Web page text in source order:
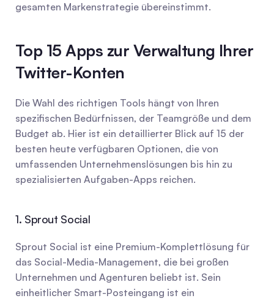
gesamten Markenstrategie übereinstimmt.
Top 15 Apps zur Verwaltung Ihrer
Twitter-Konten
Die Wahl des richtigen Tools hängt von Ihren
spezifischen Bedürfnissen, der Teamgröße und dem
Budget ab. Hier ist ein detaillierter Blick auf 15 der
besten heute verfügbaren Optionen, die von
umfassenden Unternehmenslösungen bis hin zu
spezialisierten Aufgaben-Apps reichen.
1. Sprout Social
Sprout Social ist eine Premium-Komplettlösung für
das Social-Media-Management, die bei großen
Unternehmen und Agenturen beliebt ist. Sein
einheitlicher Smart-Posteingang ist ein